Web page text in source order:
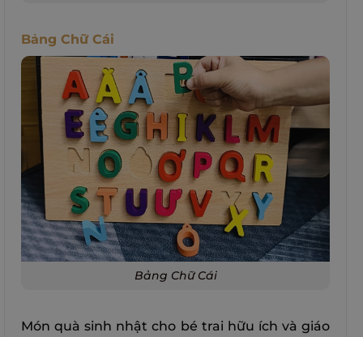
Bảng Chữ Cái
Bảng Chữ Cái
Món quà sinh nhật cho bé trai hữu ích và giáo